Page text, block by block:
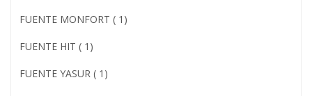
FUENTE MONFORT ( 1)
FUENTE HIT ( 1)
FUENTE YASUR ( 1)